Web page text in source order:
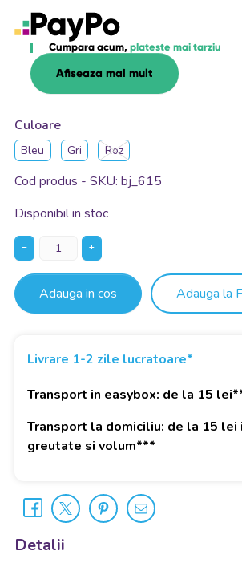
Cumpara acum, plateste mai tarziu
Afiseaza mai mult
Culoare
Bleu Gri Roz
Cod produs - SKU bj_615
Disponibil in stoc
− +
Adauga in cos Adauga la
Livrare 1-2 zile lucratoare*
Transport in easybox: de la 15
Transport la domiciliu: de la 15 lei
greutate si volum***
Detalii